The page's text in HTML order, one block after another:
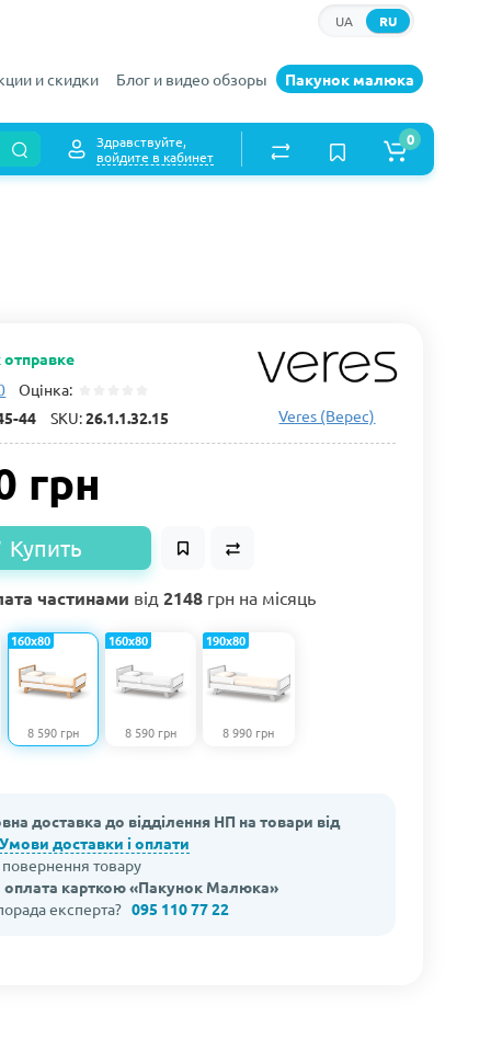
RU
UA
и скидки Блог и видео обзоры Пакунок малюка
Здравствуйте,
войдите в кабинет
0
отправке
Оцінка:
44
SKU:26.1.1.32.15 Veres (Верес)
грн
Купить
частинами від2148 грн на місяць
8 590 грн
160х80
8 590 грн
160х80
8 990 грн
190х80
доставка до відділення НП на товари від
Умови доставки і оплати
повернення товару
оплата карткою «Пакунок Малюка»
експерта?095 110 77 22